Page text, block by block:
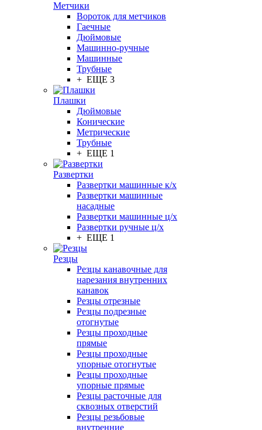
Метчики
Вороток для метчиков
Гаечные
Дюймовые
Машинно-ручные
Машинные
Трубные
+ ЕЩЕ 3
Плашки
Дюймовые
Конические
Метрические
Трубные
+ ЕЩЕ 1
Развертки
Развертки машинные к/х
Развертки машинные
насадные
Развертки машинные ц/х
Развертки ручные ц/х
+ ЕЩЕ 1
Резцы
Резцы канавочные для
нарезания внутренних
канавок
Резцы отрезные
Резцы подрезные
отогнутые
Резцы проходные
прямые
Резцы проходные
упорные отогнутые
Резцы проходные
упорные прямые
Резцы расточные для
сквозных отверстий
Резцы резьбовые
внутренние